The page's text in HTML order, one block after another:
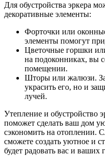
Для обустройства эркера
декоративные элементы:
Форточки или
элементы помогут
Цветочные горшки
на подоконниках, вы
помещении.
Шторы или жалюзи.
украсить его, но и
лучей.
Утепление и обустройство
поможет сделать ваш дом
сэкономить на отоплении.
сможете создать уютное и
будет радовать вас и ваших